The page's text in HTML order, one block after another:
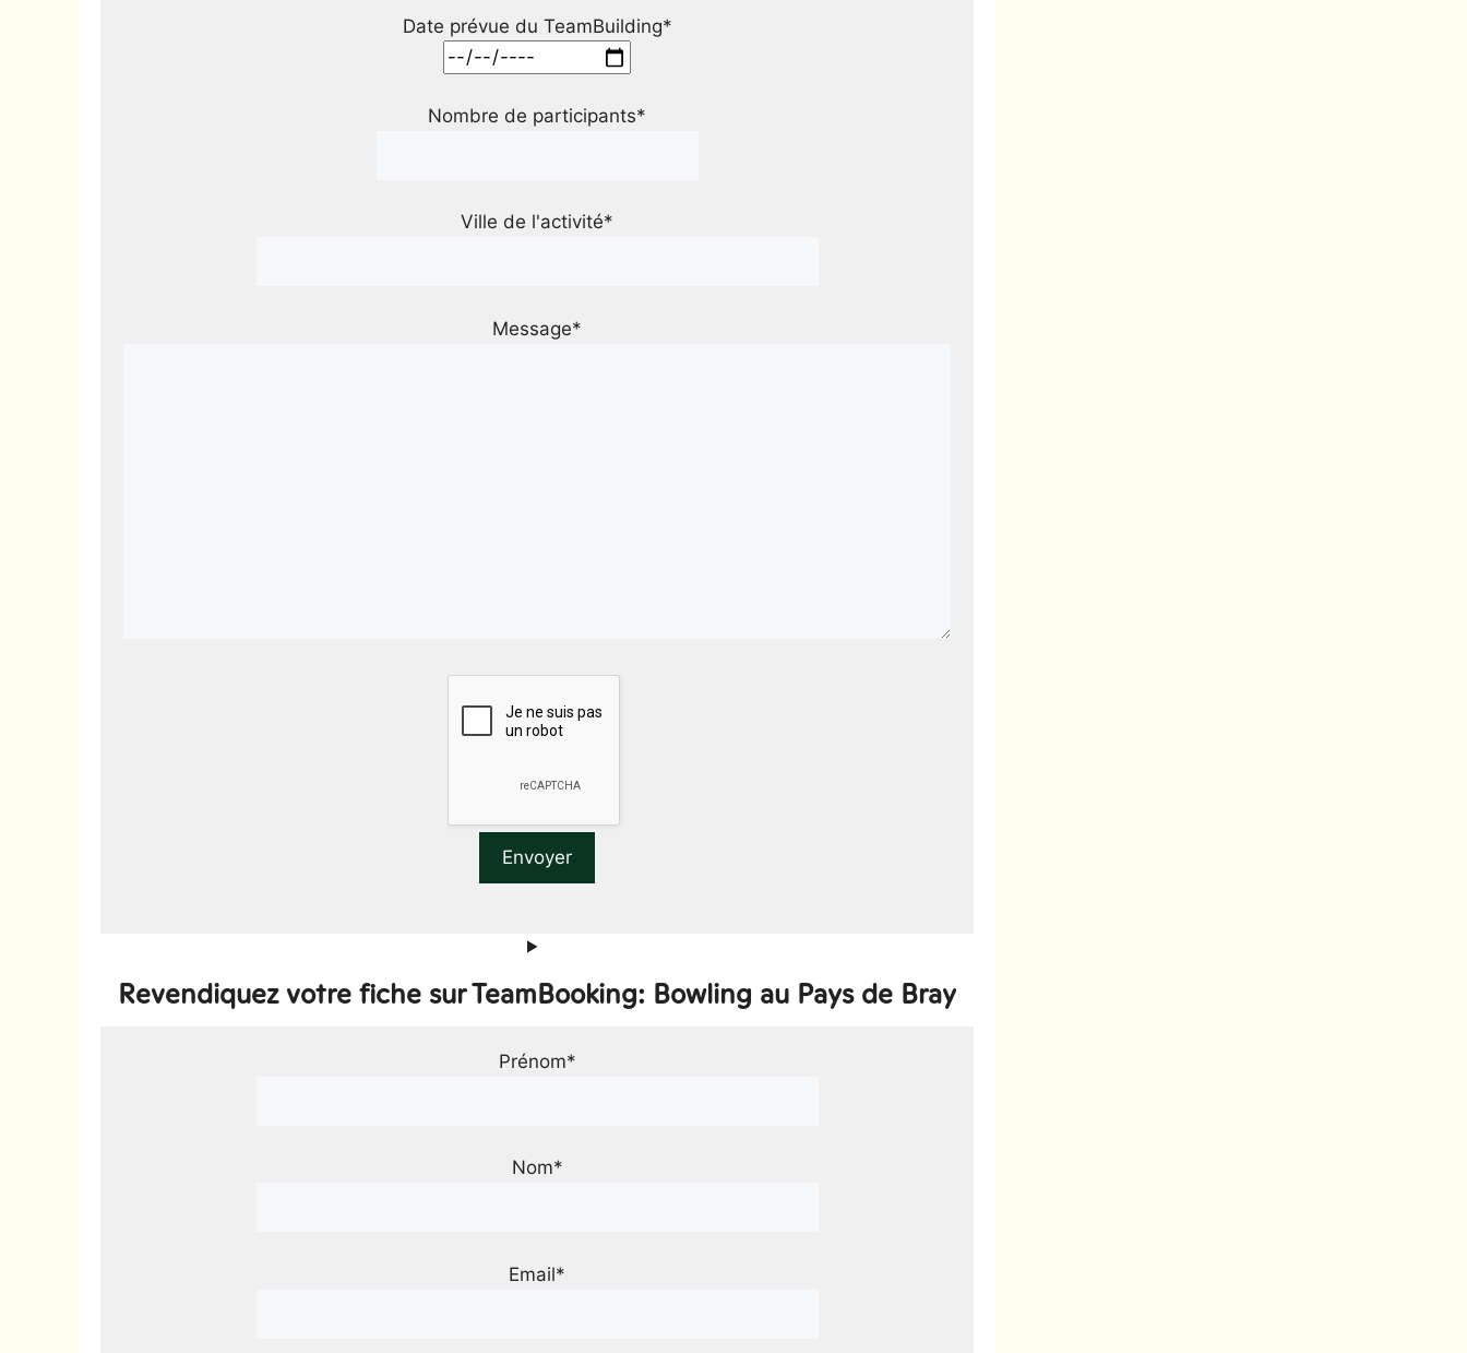
Date prévue du TeamBuilding*
Nombre de participants*
Ville de l'activité*
Message*
Revendiquez votre fiche sur TeamBooking: Bowling au Pays de Bray
Prénom*
Nom*
Email*